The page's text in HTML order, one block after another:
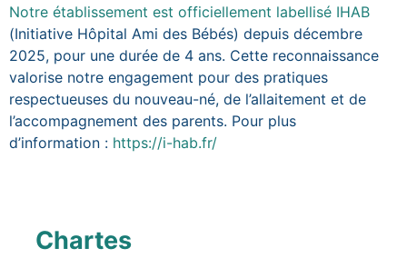
Notre établissement est officiellement labellisé IHAB
(Initiative Hôpital Ami des Bébés) depuis décembre
2025, pour une durée de 4 ans. Cette reconnaissance
valorise notre engagement pour des pratiques
respectueuses du nouveau-né, de l’allaitement et de
l’accompagnement des parents. Pour plus
d’information : https://i-hab.fr/
Chartes